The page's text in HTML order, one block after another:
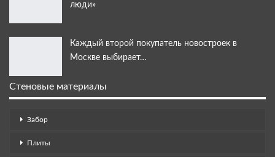
люди»
Каждый второй покупатель новостроек в
Москве выбирает…
Стеновые материалы
Забор
Плиты